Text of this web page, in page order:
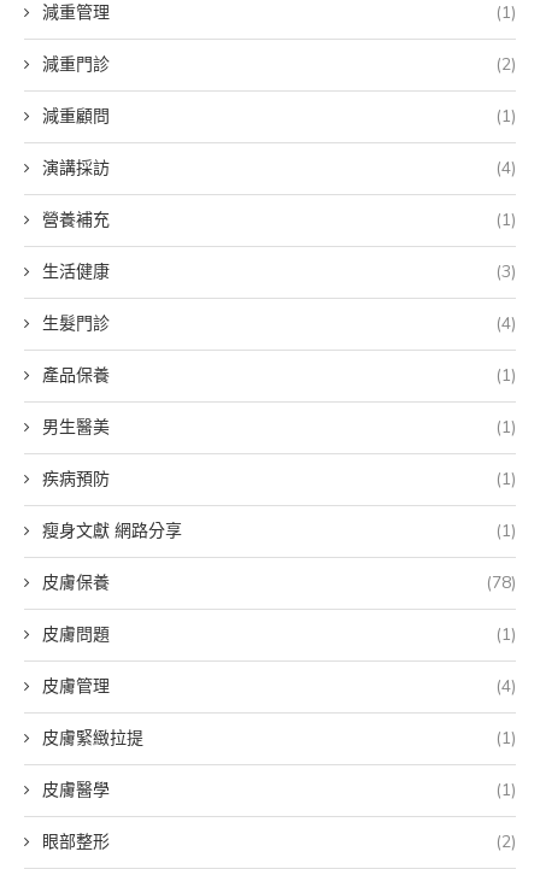
減重管理 (1)
減重門診 (2)
減重顧問 (1)
演講採訪 (4)
營養補充 (1)
生活健康 (3)
生髮門診 (4)
產品保養 (1)
男生醫美 (1)
疾病預防 (1)
瘦身文獻 網路分享 (1)
皮膚保養 (78)
皮膚問題 (1)
皮膚管理 (4)
皮膚緊緻拉提 (1)
皮膚醫學 (1)
眼部整形 (2)